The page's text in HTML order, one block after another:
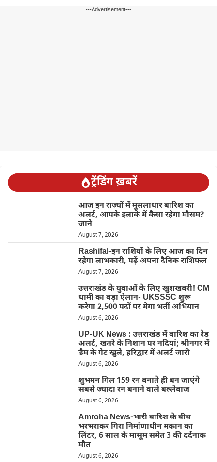
---Advertisement---
ट्रेंडिंग ख़बरें
आज इन राज्यों में मूसलाधार बारिश का
अलर्ट, आपके इलाके में कैसा रहेगा मौसम?
जाने
August 7, 2026
Rashifal-इन राशियों के लिए आज का दिन
रहेगा लाभकारी, पढ़ें अपना दैनिक राशिफल
August 7, 2026
उत्तराखंड के युवाओं के लिए खुशखबरी! CM
धामी का बड़ा ऐलान- UKSSSC शुरू
करेगा 2,500 पदों पर मेगा भर्ती अभियान
August 6, 2026
UP-UK News : उत्तराखंड में बारिश का रेड
अलर्ट, खतरे के निशान पर नदियां; श्रीनगर में
डैम के गेट खुले, हरिद्वार में अलर्ट जारी
August 6, 2026
शुभमन गिल 159 रन बनाते ही बन जाएंगे
सबसे ज्यादा रन बनाने वाले बल्लेबाज
August 6, 2026
Amroha News-भारी बारिश के बीच
भरभराकर गिरा निर्माणाधीन मकान का
लिंटर, 6 साल के मासूम समेत 3 की दर्दनाक
मौत
August 6, 2026